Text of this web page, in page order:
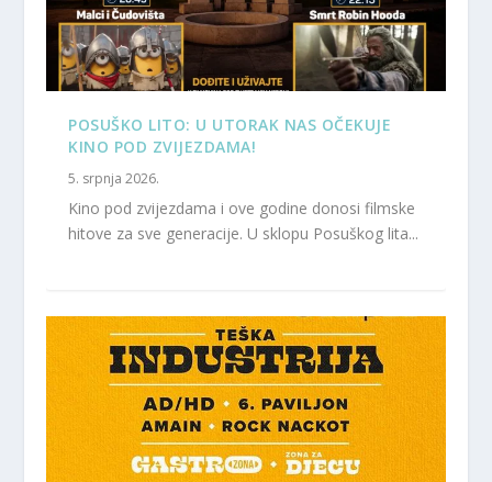
POSUŠKO LITO: U UTORAK NAS OČEKUJE
KINO POD ZVIJEZDAMA!
5. srpnja 2026.
Kino pod zvijezdama i ove godine donosi filmske
hitove za sve generacije. U sklopu Posuškog lita...